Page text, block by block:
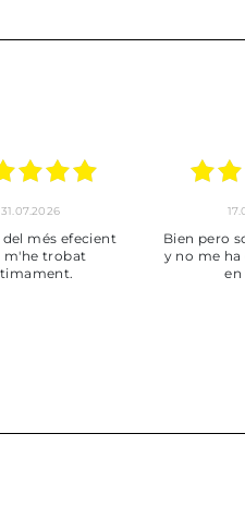
Tot perfecte